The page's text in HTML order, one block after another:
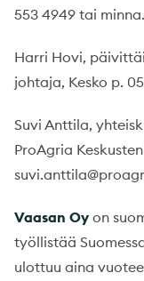
553 4949 tai
Harri Hovi,
johtaja, Kesko p.
Suvi Anttila,
ProAgria
Vaasan Oy on
työllistää
ulottuu aina